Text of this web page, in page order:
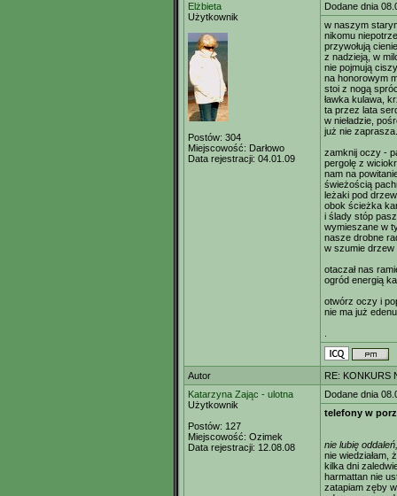
Elżbieta
Użytkownik
Postów: 304
Miejscowość: Darłowo
Data rejestracji: 04.01.09
Dodane dnia
w naszym
nikomu
przywołują
z nadzieją, w
nie pojmują
na honorowym
stoi z nogą
ławka kulawa,
ta przez lata
w nieładzie,
już nie zaprasza.
zamknij oczy -
pergolę z
nam na
świeżością
leżaki pod
obok ścieżka
i ślady stóp
wymieszane w
nasze drobne
w szumie
otaczał nas
ogród energią
otwórz oczy i
nie ma już
Autor
RE: KONKURS
Katarzyna Zając - ulotna
Użytkownik
Postów: 127
Miejscowość: Ozimek
Data rejestracji: 12.08.08
Dodane dnia
telefony w
nie lubię
nie wiedziałam,
kilka dni
harmattan nie
zatapiam zęby